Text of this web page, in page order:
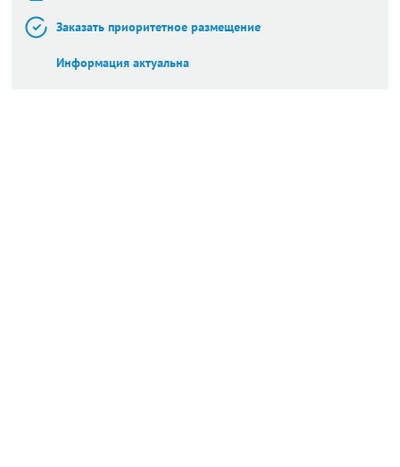
Заказать приоритетное размещение
Информация актуальна